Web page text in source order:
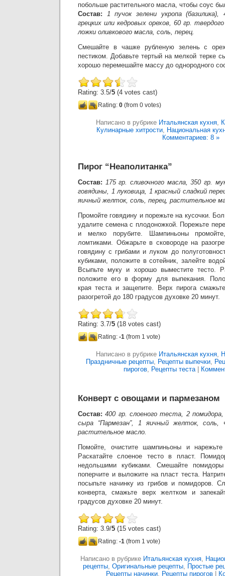
побольше растительного масла, чтобы соус
Состав: 1 пучок зелени укропа
грецких или кедровых орехов, 60 гр.
ложки оливкового масла, соль, перец.
Смешайте в чашке рубленую зелень с
пестиком. Добавьте тертый на мелкой терке
хорошо перемешайте массу до однородного
Rating: 3.5/5 (4 votes cast)
Rating: 0 (from 0 votes)
Написано в рубрике Итальянская кухня,
Кулинарные хитрости, Национальная
Комментариев: 8 »
Пирог “Неаполитанка”
Состав: 175 гр. сливочного масла, 350 гр.
говядины, 1 луковица, 1 красный сладкий
яичный желток, соль, перец, растительное
Промойте говядину и порежьте на кусочки.
удалите семена с плодоножкой. Порежьте
и мелко порубите. Шампиньоны
ломтиками. Обжарьте в сковороде на
говядину с грибами и луком до
кубиками, положите в сотейник, залейте
Всыпьте муку и хорошо выместите тесто.
положите его в форму для выпекания.
края теста и защепите. Верх пирога
разогретой до 180 градусов духовке 20 минут.
Rating: 3.7/5 (18 votes cast)
Rating: -1 (from 1 vote)
Написано в рубрике Итальянская кухня,
Праздничные рецепты, Рецепты выпечки,
пирогов, Рецепты теста|
Конверт с овощами и пармезаном
Состав:400 гр. слоеного теста, 2
сыра “Пармезан”, 1 яичный желток, соль,
растительное масло.
Помойте, очистите шампиньоны и
Раскатайте слоеное тесто в пласт.
недольшими кубиками. Смешайте
поперчите и выложите на пласт теста.
посыпьте начинку из грибов и помидоров.
конверта, смажьте верх желтком и
градусов духовке 20 минут.
Rating: 3.9/5 (15 votes cast)
Rating: -1 (from 1 vote)
Написано в рубрике Итальянская кухня,
рецепты, Оригинальные рецепты, Простые
Рецепты начинки, Рецепты пирогов